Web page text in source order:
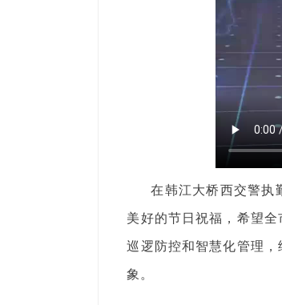
在韩江大桥西交警执
美好的节日祝福，希望
巡逻防控和智慧化管理
象。